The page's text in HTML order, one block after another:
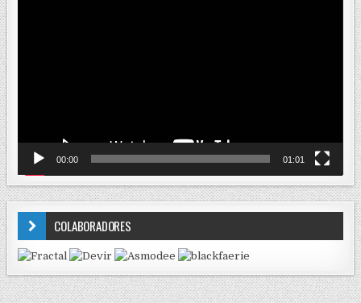
00:00 01:01
COLABORADORES